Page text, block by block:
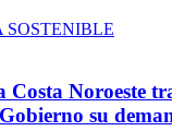
SOSTENIBLE
Costa Noroeste
su